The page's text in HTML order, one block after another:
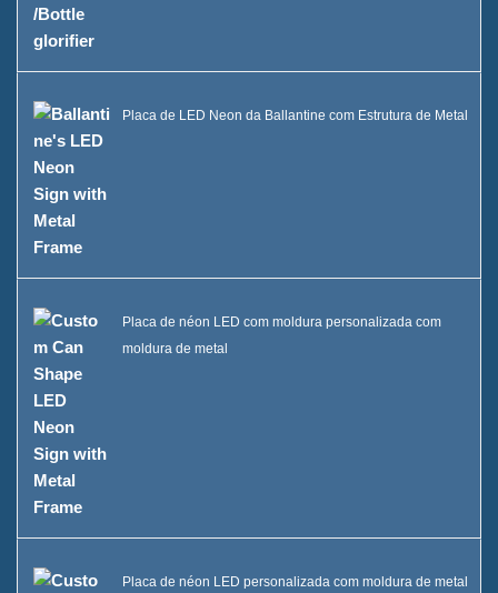
Placa de LED Neon da Ballantine com Estrutura de Metal
Placa de néon LED com moldura personalizada com
moldura de metal
Placa de néon LED personalizada com moldura de metal